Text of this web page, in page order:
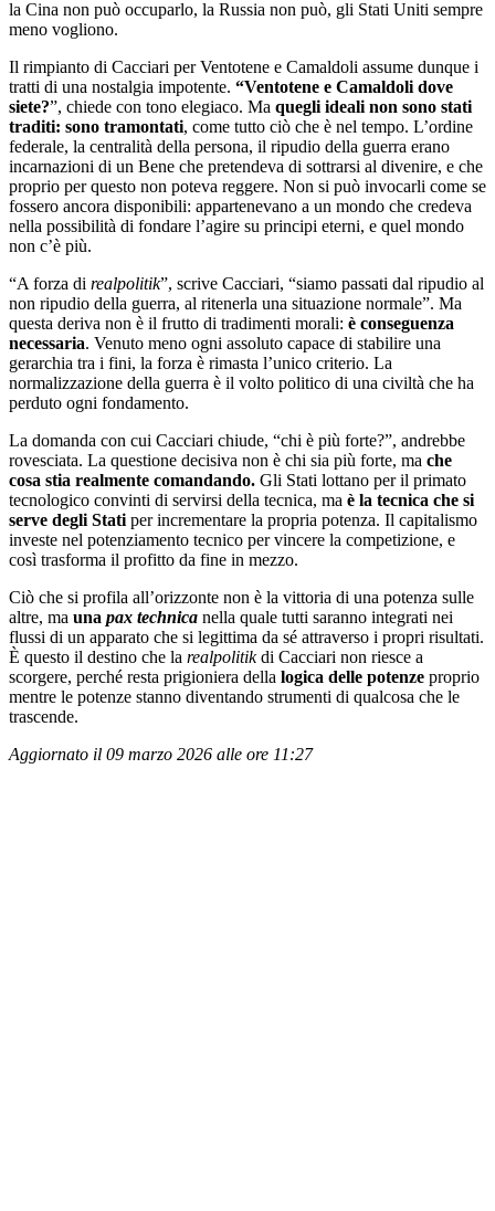
la Cina non può occuparlo, la Russia non può, gli Stati Uniti sempre
meno vogliono.
Il rimpianto di Cacciari per Ventotene e Camaldoli assume dunque i
tratti di una nostalgia impotente. “Ventotene e Camaldoli dove
siete?”, chiede con tono elegiaco. Ma quegli ideali non sono stati
traditi: sono tramontati, come tutto ciò che è nel tempo. L’ordine
federale, la centralità della persona, il ripudio della guerra erano
incarnazioni di un Bene che pretendeva di sottrarsi al divenire, e che
proprio per questo non poteva reggere. Non si può invocarli come se
fossero ancora disponibili: appartenevano a un mondo che credeva
nella possibilità di fondare l’agire su principi eterni, e quel mondo
non c’è più.
“A forza di realpolitik”, scrive Cacciari, “siamo passati dal ripudio al
non ripudio della guerra, al ritenerla una situazione normale”. Ma
questa deriva non è il frutto di tradimenti morali: è conseguenza
necessaria. Venuto meno ogni assoluto capace di stabilire una
gerarchia tra i fini, la forza è rimasta l’unico criterio. La
normalizzazione della guerra è il volto politico di una civiltà che ha
perduto ogni fondamento.
La domanda con cui Cacciari chiude, “chi è più forte?”, andrebbe
rovesciata. La questione decisiva non è chi sia più forte, ma che
cosa stia realmente comandando. Gli Stati lottano per il primato
tecnologico convinti di servirsi della tecnica, ma è la tecnica che si
serve degli Stati per incrementare la propria potenza. Il capitalismo
investe nel potenziamento tecnico per vincere la competizione, e
così trasforma il profitto da fine in mezzo.
Ciò che si profila all’orizzonte non è la vittoria di una potenza sulle
altre, ma una pax technica nella quale tutti saranno integrati nei
flussi di un apparato che si legittima da sé attraverso i propri risultati.
È questo il destino che la realpolitikdi Cacciari non riesce a
scorgere, perché resta prigioniera della logica delle potenze proprio
mentre le potenze stanno diventando strumenti di qualcosa che le
trascende.
Aggiornato il 09 marzo 2026 alle ore 11:27